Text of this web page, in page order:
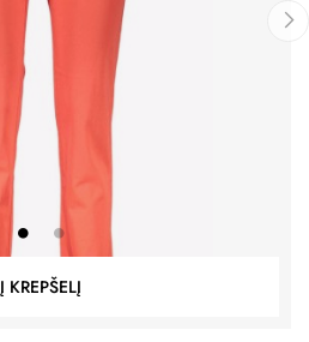
Į KREPŠELĮ